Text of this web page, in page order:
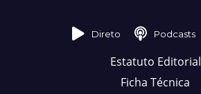
Direto Podcasts
Estatuto Editorial
Ficha Técnica